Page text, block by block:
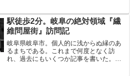
ょっと面白いことを言っていたので、今
日はそんな彼にあやかる形...
駅徒歩2分。岐阜の絶対領域『繊
維問屋街』訪問記
岐阜県岐阜市。個人的に浅からぬ縁のあ
るまちである。これまで何度となく訪
れ、過去にもいくつか記事を書いた。今